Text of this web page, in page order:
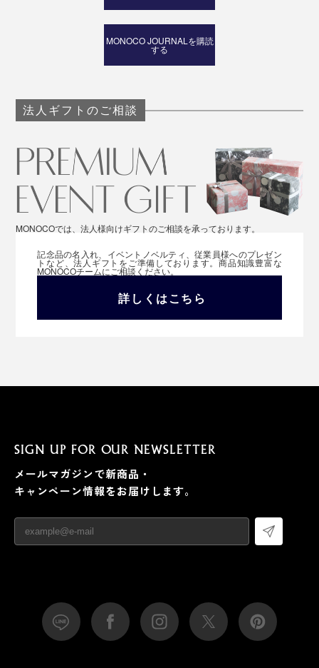
MONOCO JOURNALを購読
する
法人ギフトのご相談
MONOCOでは、法人様向けギフトのご相談を承っております。
記念品の名入れ、イベントノベルティ、従業員様へのプレゼン
トなど、法人ギフトをご準備しております。商品知識豊富な
MONOCOチームにご相談ください。
詳しくはこちら
SIGN UP FOR OUR NEWSLETTER
メールマガジンで新商品・
キャンペーン情報をお届けします。